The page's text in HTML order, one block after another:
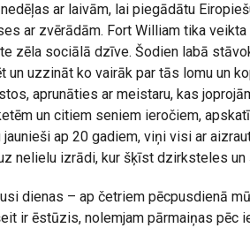
ar laivām, lai piegādātu
ar zvērādām. Fort William tika veikta
zēla sociālā dzīve. Šodien labā
un uzzināt ko vairāk par tās lomu un
aprunāties ar meistaru, kas
un citiem seniem ieročiem,
ap 20 gadiem, viņi visi ar
nelielu izrādi, kur šķīst dzirksteles un
dienas – ap četriem pēcpusdienā
ir ēstūzis, nolemjam pārmaiņas pēc